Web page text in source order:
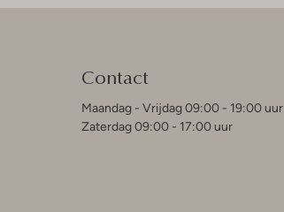
Contact
Maandag - Vrijdag 09:00 - 19:00 uur
Zaterdag 09:00 - 17:00 uur